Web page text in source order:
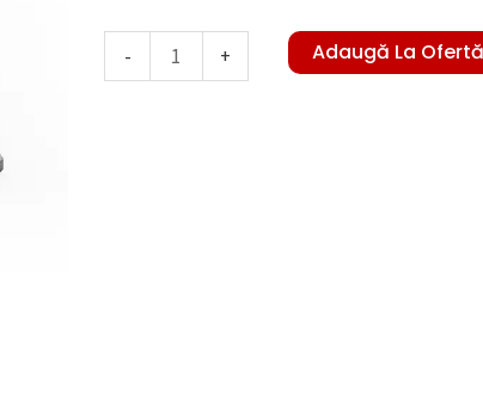
-
Cantitate
Dumbbell
+ Adaugă La Ofertă